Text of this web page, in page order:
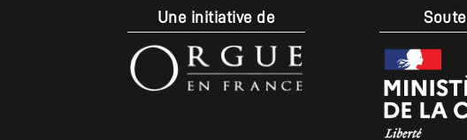
Une initiative de